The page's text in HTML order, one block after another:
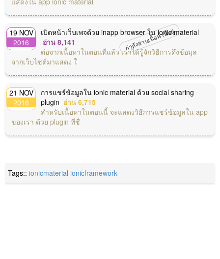
กำลังอ่านเนื้อหานี้อยู่
19 NOV
2016
เปิดหน้าเว็บเพจด้วย inapp browser ใน ionic material
อ่าน 8,141
ต่อจากเนื้อหาในตอนที่แล้ว เราได้รู้จักวิธีการดึงข้อมุล
จากเว็บไซต์มาแสดง ใ
21 NOV
2016
การแชร์ข้อมูลใน ionic material ด้วย social sharing
plugin อ่าน 6,715
สำหรับเนื้อหาในตอนนี้ จะแสดงวิธีการแชร์ข้อมูลใน app
ของเรา ด้วย plugin ที่ชื่
Tags::ionicmaterial ionicframework